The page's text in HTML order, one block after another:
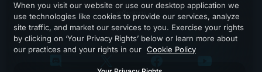
สนับสนุน
When you visit our website or use our desktop application we
use technologies like cookies to provide our services, analyze
site traffic, and market our services to you. Exercise your rights
by clicking on ‘Your Privacy Rights’ below or learn more about
our practices and your rights in our Cookie Policy